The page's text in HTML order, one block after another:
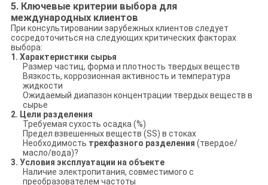
5. Ключевые критерии выбора для
международных клиентов
При консультировании зарубежных клиентов следует
сосредоточиться на следующих критических факторах
выбора:
1. Характеристики сырья
Размер частиц, форма и плотность твердых веществ
Вязкость, коррозионная активность и температура
жидкости
Ожидаемый диапазон концентрации твердых веществ в
сырье
2. Цели разделения
Требуемая сухость осадка (%)
Предел взвешенных веществ (SS) в стоках
Необходимость трехфазного разделения (твердое/
масло/вода)?
3. Условия эксплуатации на объекте
Наличие электропитания, совместимого с
преобразователем частоты